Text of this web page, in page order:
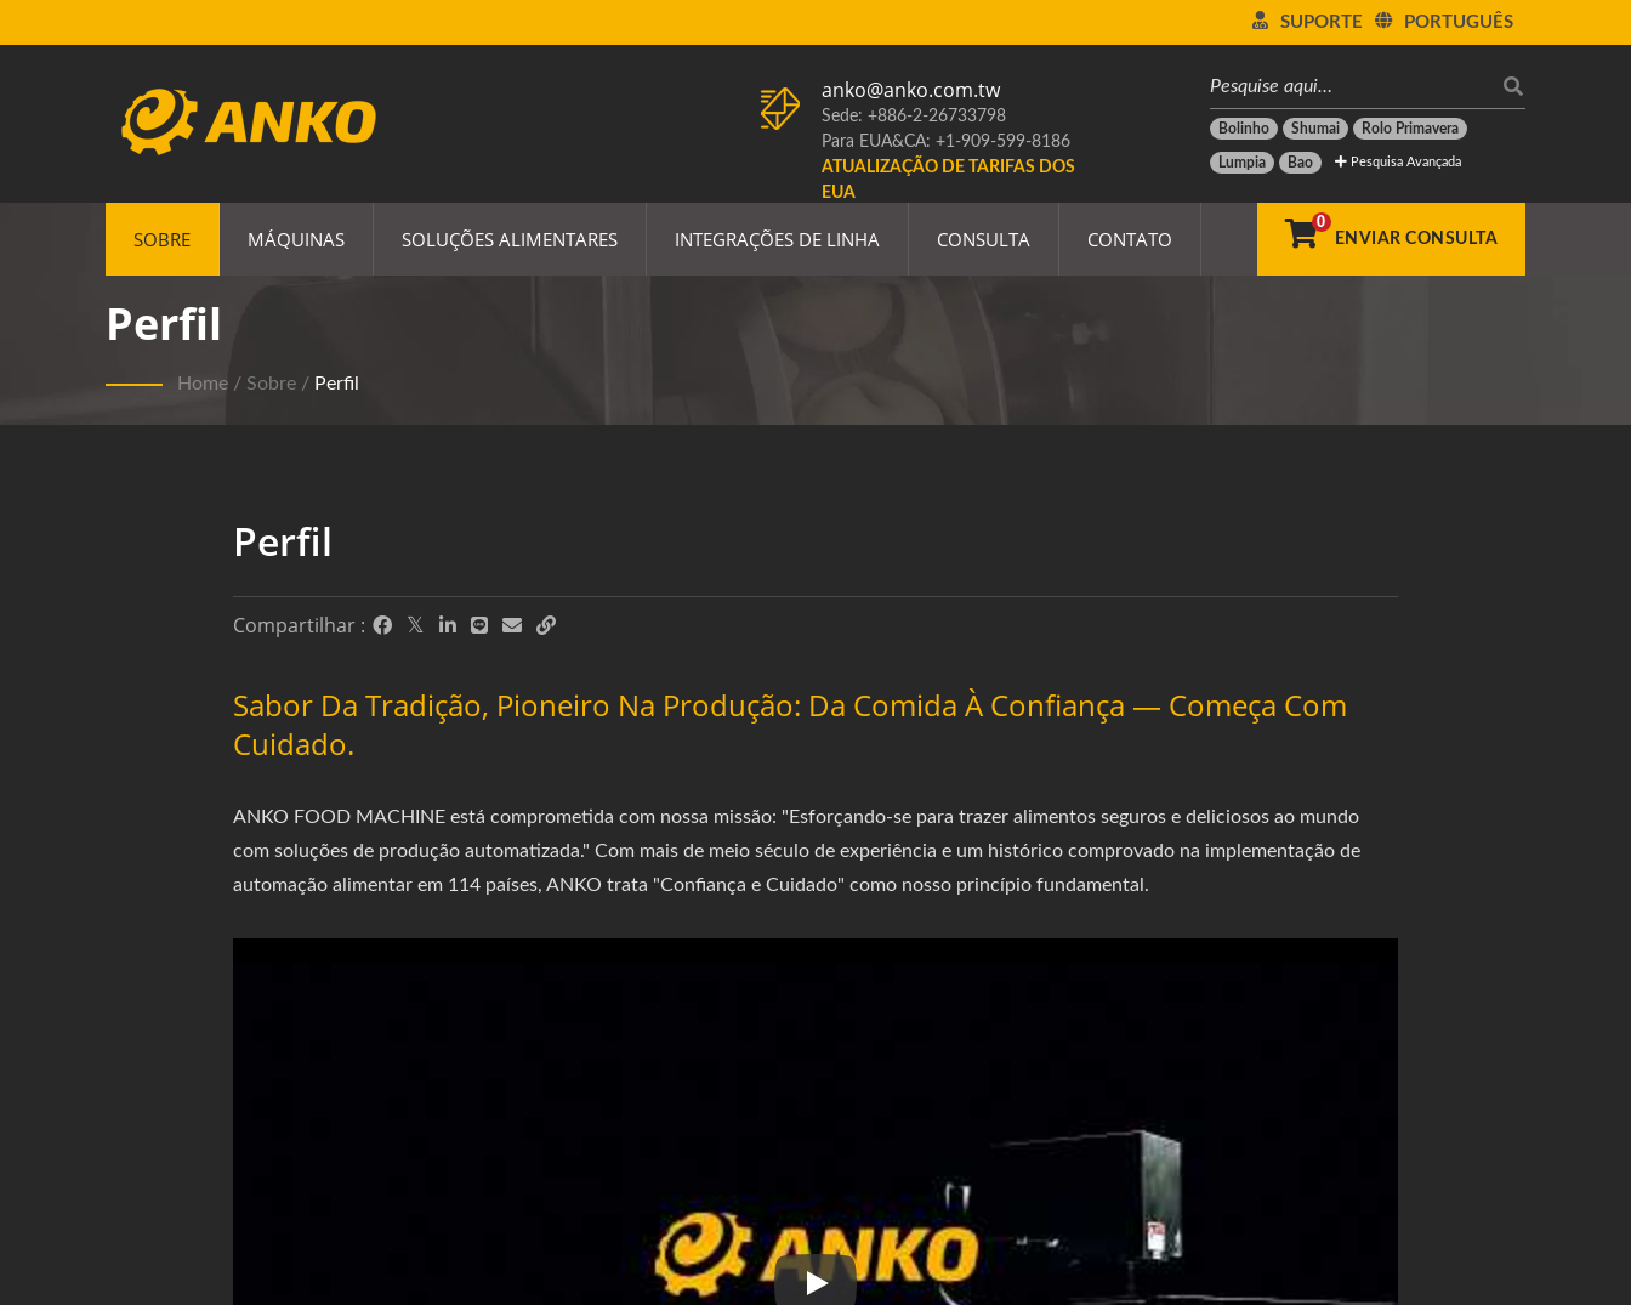
PORTUGUÊS
SUPORTE
Bolinho Shumai Rolo Primavera
Lumpia Bao Pesquisa Avançada
anko@anko.com.tw
Sede: +886-2-26733798
Para EUA&CA: +1-909-599-8186
ATUALIZAÇÃO DE TARIFAS DOS
EUA
SOBRE MÁQUINAS SOLUÇÕES ALIMENTARES INTEGRAÇÕES DE LINHA CONSULTA CONTATO
0
ENVIAR CONSULTA
Perfil
Home / Sobre / Perfil
Perfil
Compartilhar :
Sabor Da Tradição, Pioneiro Na Produção: Da Comida À Confiança — Começa Com
Cuidado.
ANKO FOOD MACHINE está comprometida com nossa missão: "Esforçando-se para trazer alimentos seguros e deliciosos ao mundo
com soluções de produção automatizada." Com mais de meio século de experiência e um histórico comprovado na implementação de
automação alimentar em 114 países, ANKO trata "Confiança e Cuidado" como nosso princípio fundamental.